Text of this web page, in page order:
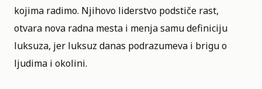
kojima radimo. Njihovo liderstvo podstiče rast,
otvara nova radna mesta i menja samu definiciju
luksuza, jer luksuz danas podrazumeva i brigu o
ljudima i okolini.